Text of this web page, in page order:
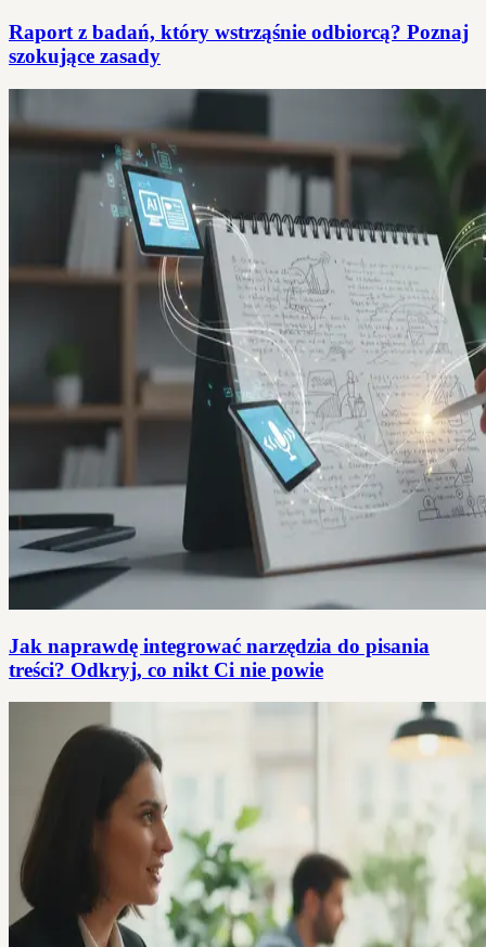
Raport z badań, który wstrząśnie odbiorcą? Poznaj
szokujące zasady
Jak naprawdę integrować narzędzia do pisania
treści? Odkryj, co nikt Ci nie powie